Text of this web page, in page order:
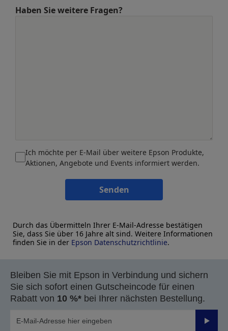
Haben Sie weitere Fragen?
Ich möchte per E-Mail über weitere Epson Produkte,
Aktionen, Angebote und Events informiert werden.
Senden
Durch das Übermitteln Ihrer E-Mail-Adresse bestätigen
Sie, dass Sie über 16 Jahre alt sind. Weitere Informationen
finden Sie in der Epson Datenschutzrichtlinie.
Bleiben Sie mit Epson in Verbindung und sichern
Sie sich sofort einen Gutscheincode für einen
Rabatt von 10 %* bei Ihrer nächsten Bestellung.